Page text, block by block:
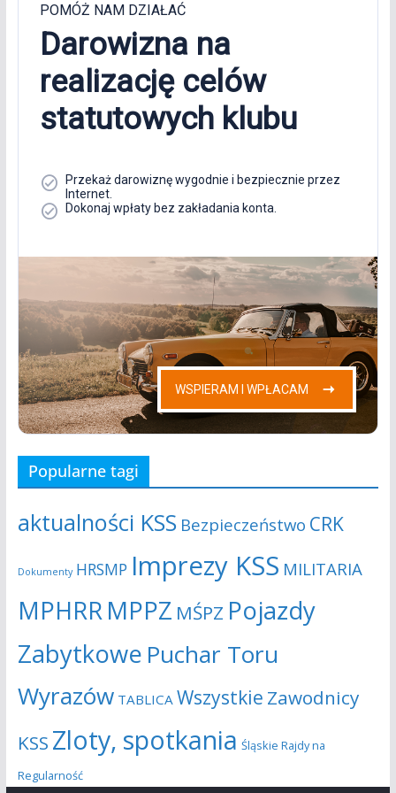
Popularne tagi
aktualności KSS Bezpieczeństwo CRK
Dokumenty HRSMP Imprezy KSS MILITARIA
MPHRRMPPZ MŚPZ Pojazdy
Zabytkowe Puchar Toru
Wyrazów TABLICA Wszystkie Zawodnicy
KSS Zloty, spotkania Śląskie Rajdy na
Regularność